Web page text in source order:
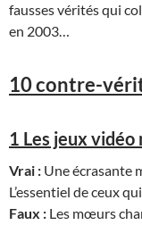
fausses vérités qui
en 2003…
10 contre-
1 Les jeux vidéo
Vrai : Une écrasante
L’essentiel de ceux
Faux : Les mœurs